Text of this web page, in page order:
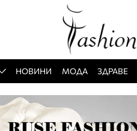
НОВИНИ МОДА ЗДРАВЕ